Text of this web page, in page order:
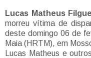
Lucas Matheus
morreu vítima de
deste domingo 06 de
Maia (HRTM), em
Lucas Matheus e